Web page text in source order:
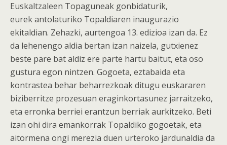
Euskaltzaleen Topaguneak gonbidaturik,
eurek antolaturiko Topaldiaren inaugurazio
ekitaldian. Zehazki, aurtengoa 13. edizioa izan da. Ez
da lehenengo aldia bertan izan naizela, gutxienez
beste pare bat aldiz ere parte hartu baitut, eta oso
gustura egon nintzen. Gogoeta, eztabaida eta
kontrastea behar beharrezkoak ditugu euskararen
biziberritze prozesuan eraginkortasunez jarraitzeko,
eta erronka berriei erantzun berriak aurkitzeko. Beti
izan ohi dira emankorrak Topaldiko gogoetak, eta
aitormena ongi merezia duen urteroko jardunaldia da